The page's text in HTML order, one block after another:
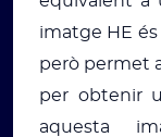
imatge HE
però permet
per obtenir
aquesta